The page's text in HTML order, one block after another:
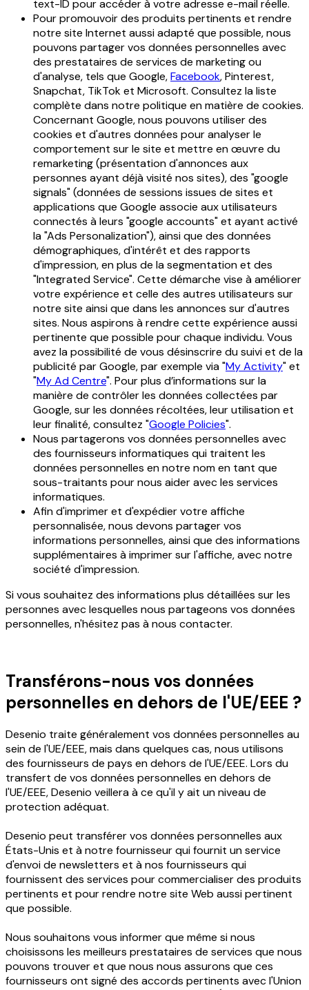
text-ID pour accéder à votre adresse e-mail réelle.
Pour promouvoir des produits pertinents et rendre
notre site Internet aussi adapté que possible, nous
pouvons partager vos données personnelles avec
des prestataires de services de marketing ou
d'analyse, tels que Google,Facebook, Pinterest,
Snapchat, TikTok et Microsoft. Consultez la liste
complète dans notre politique en matière de cookies.
Concernant Google, nous pouvons utiliser des
cookies et d'autres données pour analyser le
comportement sur le site et mettre en œuvre du
remarketing (présentation d'annonces aux
personnes ayant déjà visité nos sites), des "google
signals" (données de sessions issues de sites et
applications que Google associe aux utilisateurs
connectés à leurs "google accounts" et ayant activé
la "Ads Personalization"), ainsi que des données
démographiques, d'intérêt et des rapports
d'impression, en plus de la segmentation et des
"Integrated Service". Cette démarche vise à améliorer
votre expérience et celle des autres utilisateurs sur
notre site ainsi que dans les annonces sur d'autres
sites. Nous aspirons à rendre cette expérience aussi
pertinente que possible pour chaque individu. Vous
avez la possibilité de vous désinscrire du suivi et de la
publicité par Google, par exemple via "My Activity" et
"My Ad Centre". Pour plus d’informations sur la
manière de contrôler les données collectées par
Google, sur les données récoltées, leur utilisation et
leur finalité, consultez "Google Policies".
Nous partagerons vos données personnelles avec
des fournisseurs informatiques qui traitent les
données personnelles en notre nom en tant que
sous-traitants pour nous aider avec les services
informatiques.
Afin d'imprimer et d'expédier votre affiche
personnalisée, nous devons partager vos
informations personnelles, ainsi que des informations
supplémentaires à imprimer sur l'affiche, avec notre
société d'impression.
Si vous souhaitez des informations plus détaillées sur les
personnes avec lesquelles nous partageons vos données
personnelles, n'hésitez pas à nous contacter.
Transférons-nous vos données
personnelles en dehors de l'UE/EEE ?
Desenio traite généralement vos données personnelles au
sein de l'UE/EEE, mais dans quelques cas, nous utilisons
des fournisseurs de pays en dehors de l'UE/EEE. Lors du
transfert de vos données personnelles en dehors de
l'UE/EEE, Desenio veillera à ce qu'il y ait un niveau de
protection adéquat.
Desenio peut transférer vos données personnelles aux
États-Unis et à notre fournisseur qui fournit un service
d'envoi de newsletters et à nos fournisseurs qui
fournissent des services pour commercialiser des produits
pertinents et pour rendre notre site Web aussi pertinent
que possible.
Nous souhaitons vous informer que même si nous
choisissons les meilleurs prestataires de services que nous
pouvons trouver et que nous nous assurons que ces
fournisseurs ont signé des accords pertinents avec l'Union